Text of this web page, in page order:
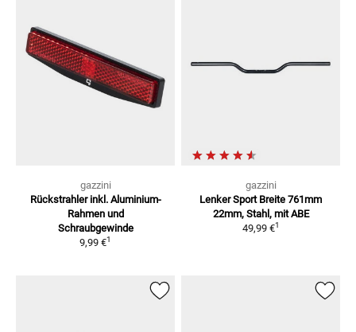
gazzini
Rückstrahler inkl. Aluminium-
Rahmen und
Schraubgewinde
9,99 €1
gazzini
Lenker Sport Breite 761mm
22mm, Stahl, mit ABE
49,99 €1